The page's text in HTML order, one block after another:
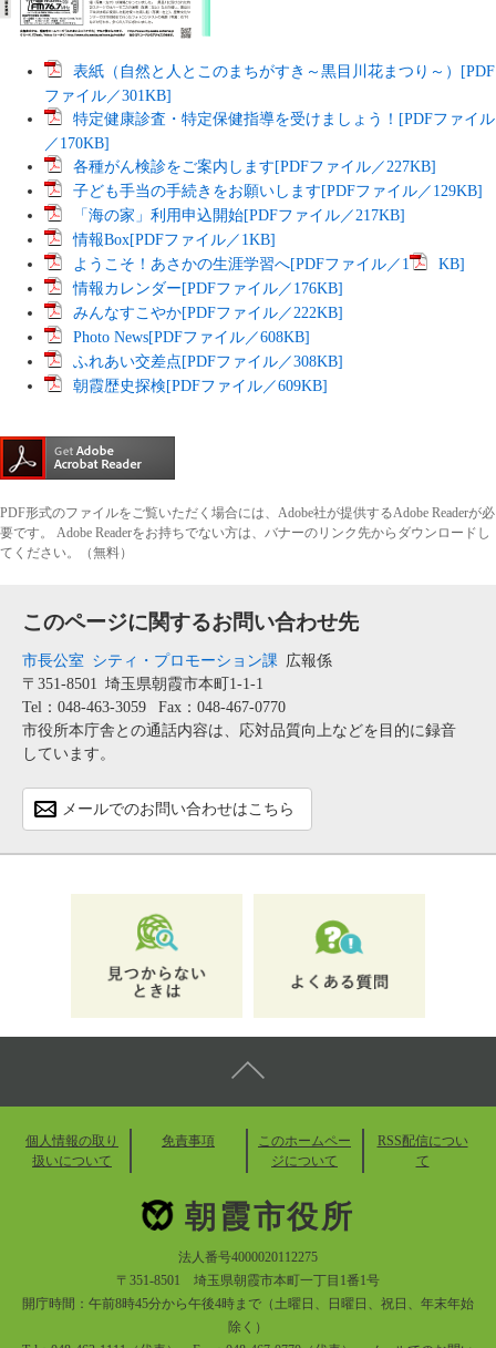
表紙（自然と人とこのまちがすき～黒目川花まつり～）[PDF
ファイル／301KB]
特定健康診査・特定保健指導を受けましょう！[PDFファイル
／170KB]
各種がん検診をご案内します[PDFファイル／227KB]
子ども手当の手続きをお願いします[PDFファイル／129KB]
「海の家」利用申込開始[PDFファイル／217KB]
情報Box[PDFファイル／1KB]
ようこそ！あさかの生涯学習へ[PDFファイル／1
KB]
情報カレンダー[PDFファイル／176KB]
みんなすこやか[PDFファイル／222KB]
Photo News[PDFファイル／608KB]
ふれあい交差点[PDFファイル／308KB]
朝霞歴史探検[PDFファイル／609KB]
PDF形式のファイルをご覧いただく場合には、Adobe社が提供するAdobe Readerが必
要です。
Adobe Readerをお持ちでない方は、バナーのリンク先からダウンロードし
てください。（無料）
このページに関するお問い合わせ先
市長公室 シティ・プロモーション課 広報係
〒351-8501 埼玉県朝霞市本町1-1-1
Tel：048-463-3059
Fax：048-467-0770
市役所本庁舎との通話内容は、応対品質向上などを目的に録音
しています。
メールでのお問い合わせはこちら
個人情報の取り
扱いについて
免責事項
このホームペー
ジについて
RSS配信につい
て
朝霞市役所
法人番号4000020112275
〒351-8501 埼玉県朝霞市本町一丁目1番1号
開庁時間：午前8時45分から午後4時まで（土曜日、日曜日、祝日、年末年始
除く）